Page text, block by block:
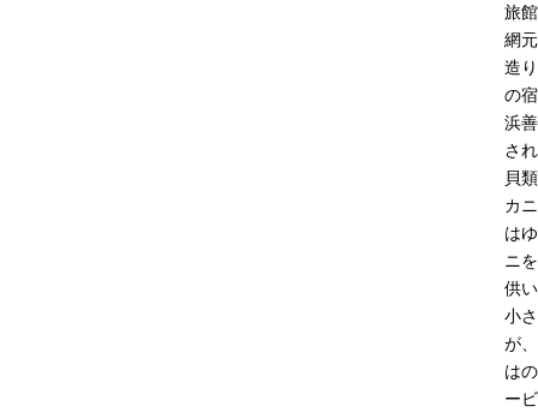
旅館
網
造
の
浜
さ
貝
カ
は
ニ
供
小
が
は
ー